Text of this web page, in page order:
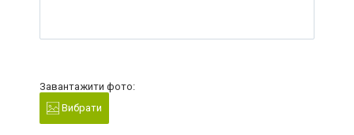
Завантажити фото:
Вибрати